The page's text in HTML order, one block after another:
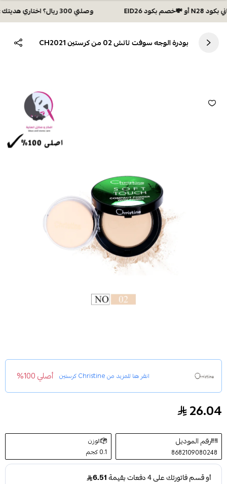
وصلتي 300 ريال؟ اختاري هديتك :🏍 شحن مجاني بكود N28 أو 💸خصم بكود EID26
بودرة الوجه سوفت تاتش 02 من كرستين CH2021
انقر هنا للمزيد منChristine كرستين أصلي 100%
بودرة الوجه سوفت تاتش 02 من كرستين CH2021
26.04
رقم الموديل
8682109080248
الوزن
0.1 كجم